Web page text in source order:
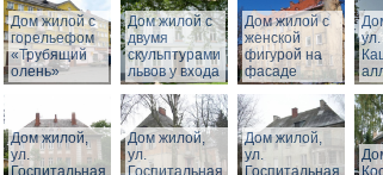
Дом жилой с
горельефом
«Трубящий
олень»
Дом жилой с
двумя
скульптурами
львов у входа
Дом жилой с
женской
фигурой на
фасаде
ул.
Дом жилой,
ул.
Дом жилой,
ул.
Дом жилой,
ул.